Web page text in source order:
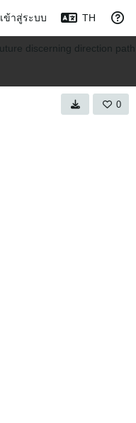
เข้าสู่ระบบ TH
0